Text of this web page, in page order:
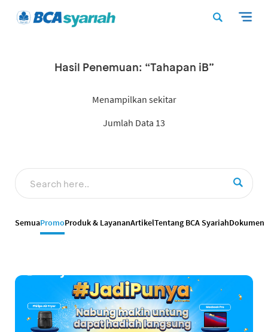
Hasil Penemuan: “Tahapan iB”
Menampilkan sekitar
Jumlah Data 13
SemuaPromoProduk & LayananArtikelTentang BCA SyariahDokumen